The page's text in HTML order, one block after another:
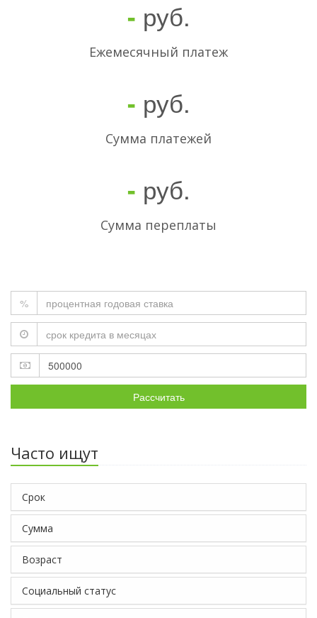
- руб.
Ежемесячный платеж
- руб.
Cумма платежей
- руб.
Сумма переплаты
%
Рассчитать
Часто ищут
Срок
Сумма
Возраст
Социальный статус